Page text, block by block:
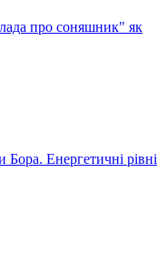
про соняшник" як
Енергетичні рівні